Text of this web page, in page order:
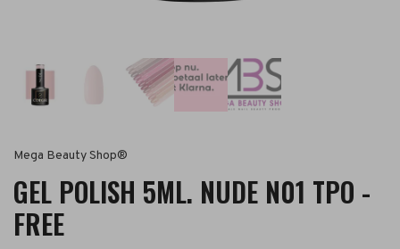
Mega Beauty Shop®
GEL POLISH 5ML. NUDE N01 TPO -
FREE